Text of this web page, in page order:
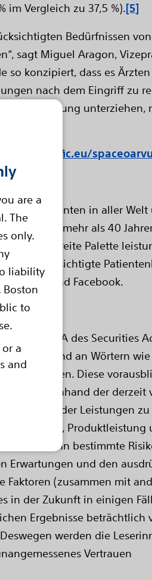
are a
The
only.
liability
to
a
and
im Vergleich zu 37,5 %).[5]
Bedürfnissen
sagt Miguel Aragon,
so konzipiert, dass es
nach dem Eingriff zu
unterziehen,
von Patienten in aller Welt
wir seit mehr als 40
eine breite Palette
berücksichtigte
Twitter und Facebook.
27A des Securities
sind an Wörtern wie
zu erkennen. Diese
wir anhand der derzeit
oder Leistungen
Produktleistung
oder wenn bestimmte
Erwartungen und den
Faktoren (zusammen mit
in der Zukunft in einigen
Ergebnisse beträchtlich
werden die
Vertrauen